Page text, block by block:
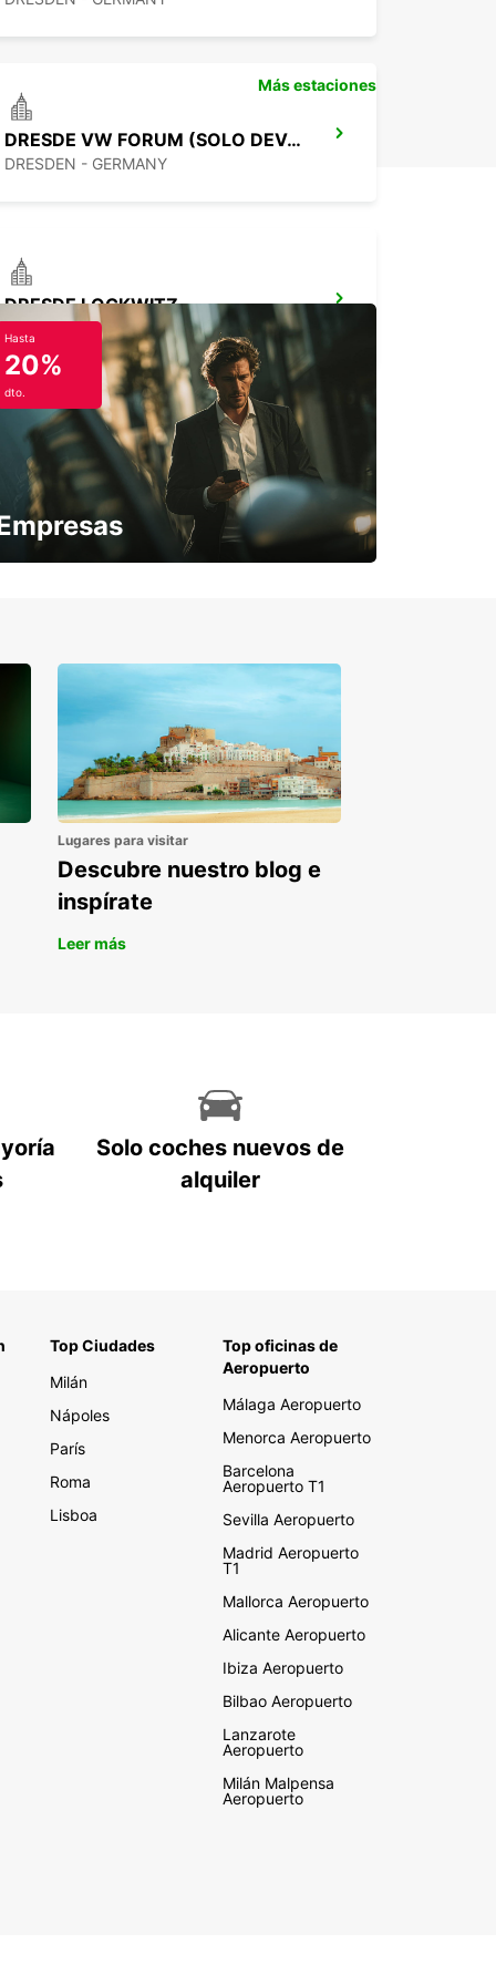
tu visita a Cottbus será mucho más
y flexible, permitiéndote descubrir cada rincón
fascinante ciudad y sus alrededores a tu ritmo.
DRESDE VW FORUM (SOLO DEVOLUCIÓN)
DRESDEN - GERMANY
DRESDE LOCKWITZ
DRESDEN - GERMANY
Más estaciones
Hasta
20%
dto.
Lugares para visitar
Descubre nuestro blog e
inspírate
Leer más
Solo coches nuevos de
alquiler
Top Ciudades
Milán
Nápoles
París
Roma
Lisboa
Top oficinas de
Aeropuerto
Málaga Aeropuerto
Menorca Aeropuerto
Barcelona
Aeropuerto T1
Sevilla Aeropuerto
Madrid Aeropuerto
T1
Mallorca Aeropuerto
Alicante Aeropuerto
Ibiza Aeropuerto
Bilbao Aeropuerto
Lanzarote
Aeropuerto
Milán Malpensa
Aeropuerto